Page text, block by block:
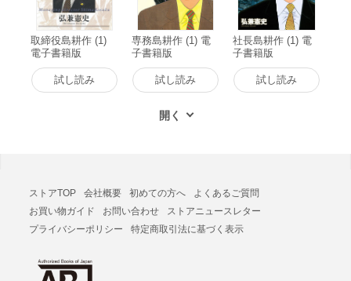
取締役島耕作 (1)
電子書籍版
試し読み
専務島耕作 (1) 電
子書籍版
試し読み
社長島耕作 (1) 電
子書籍版
試し読み
ストアTOP 会社概要 初めての方へ
よくあるご質問
お買い物ガイド
お問い合わせ
ストアニュースレター
プライバシーポリシー
特定商取引法に基づく表示